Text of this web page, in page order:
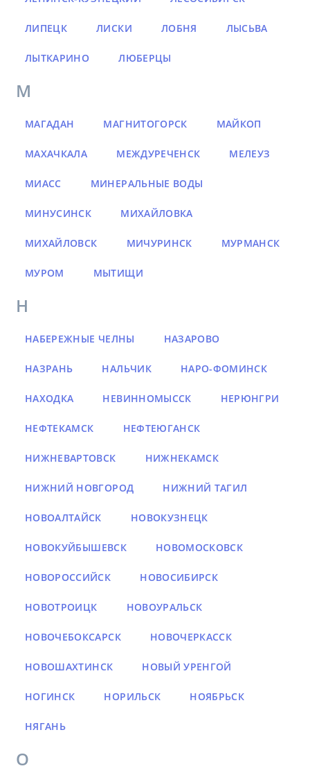
ЛИПЕЦК ЛИСКИ ЛОБНЯ ЛЫСЬВА
ЛЫТКАРИНО ЛЮБЕРЦЫ
М
МАГАДАН МАГНИТОГОРСК МАЙКОП
МАХАЧКАЛА МЕЖДУРЕЧЕНСК МЕЛЕУЗ
МИАСС МИНЕРАЛЬНЫЕ ВОДЫ
МИНУСИНСК МИХАЙЛОВКА
МИХАЙЛОВСК МИЧУРИНСК МУРМАНСК
МУРОМ МЫТИЩИ
Н
НАБЕРЕЖНЫЕ ЧЕЛНЫ НАЗАРОВО
НАЗРАНЬ НАЛЬЧИК НАРО-ФОМИНСК
НАХОДКА НЕВИННОМЫССК НЕРЮНГРИ
НЕФТЕКАМСК НЕФТЕЮГАНСК
НИЖНЕВАРТОВСК НИЖНЕКАМСК
НИЖНИЙ НОВГОРОД НИЖНИЙ ТАГИЛ
НОВОАЛТАЙСК НОВОКУЗНЕЦК
НОВОКУЙБЫШЕВСК НОВОМОСКОВСК
НОВОРОССИЙСК НОВОСИБИРСК
НОВОТРОИЦК НОВОУРАЛЬСК
НОВОЧЕБОКСАРСК НОВОЧЕРКАССК
НОВОШАХТИНСК НОВЫЙ УРЕНГОЙ
НОГИНСК НОРИЛЬСК НОЯБРЬСК
НЯГАНЬ
О